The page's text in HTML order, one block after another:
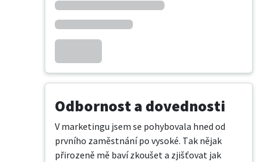
Odbornost a dovednosti
V marketingu jsem se pohybovala hned od
prvního zaměstnání po vysoké. Tak nějak
přirozeně mě baví zkoušet a zjišťovat jak